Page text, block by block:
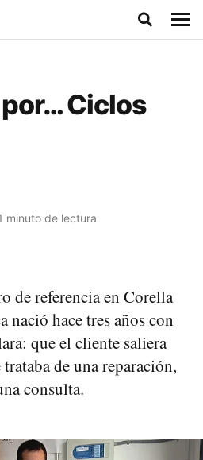
Ciclos
minuto de lectura
de referencia en Corella
nació hace tres años con
que el cliente saliera
de una reparación,
consulta.